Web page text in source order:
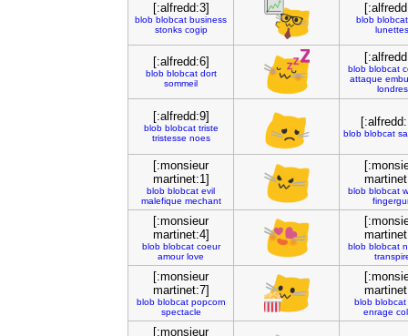
[:alfredd:3]
blob blobcat business
stonks cogip
blob blobcat
lunettes
[:alfredd:6]
blob blobcat dort
sommeil
blob blobcat
attaque
londres
[:alfredd:9]
blob blobcat triste
tristesse noes blob blobcat
[:monsieur
martinet:1]
blob blobcat evil
malefique mechant
blob blobcat
[:monsieur
martinet:4]
blob blobcat coeur
amour love
blob blobcat
[:monsieur
martinet:7]
blob blobcat popcorn
spectacle
blob blobcat
enrage
[:monsieur